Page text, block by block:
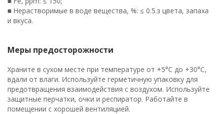
■ Нерастворимые в воде вещества, %: ≤ 0.5.з цвета, запаха
и вкуса.
Меры предосторожности
Храните в сухом месте при температуре от +5°C до +30°C,
вдали от влаги. Используйте герметичную упаковку для
предотвращения взаимодействия с воздухом. Используйте
защитные перчатки, очки и респиратор. Работайте в
помещении с хорошей вентиляцией.